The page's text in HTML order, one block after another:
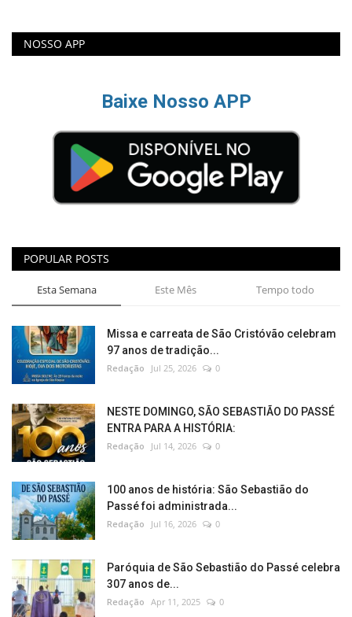
NOSSO APP
Baixe Nosso APP
POPULAR POSTS
Esta Semana Este Mês Tempo todo
Missa e carreata de São Cristóvão celebram
97 anos de tradição...
Redação Jul 25, 2026 0
NESTE DOMINGO, SÃO SEBASTIÃO DO PASSÉ
ENTRA PARA A HISTÓRIA:
Redação Jul 14, 2026 0
100 anos de história: São Sebastião do
Passé foi administrada...
Redação Jul 16, 2026 0
Paróquia de São Sebastião do Passé celebra
307 anos de...
Redação Apr 11, 2025 0